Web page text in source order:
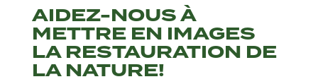
AIDEZ-NOUS À
METTRE EN IMAGES
LA RESTAURATION DE
LA NATURE!